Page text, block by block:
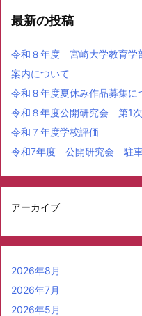
最新の投稿
令和８年度 宮崎大学教育学
案内について
令和８年度夏休み作品募集に
令和８年度公開研究会 第1
令和７年度学校評価
令和7年度 公開研究会 駐車
アーカイブ
2026年8月
2026年7月
2026年5月